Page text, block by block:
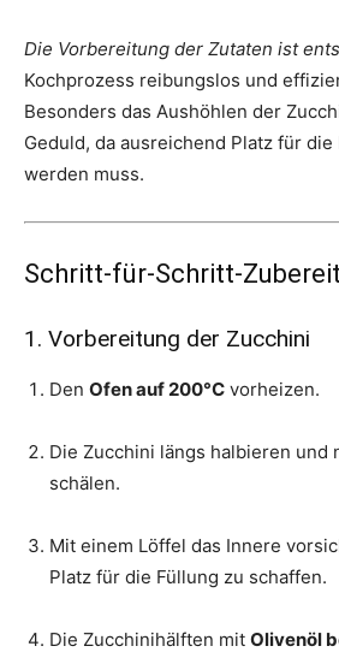
Die Vorbereitung der Zutaten ist
Kochprozess reibungslos und
Besonders das Aushöhlen der
Geduld, da ausreichend Platz für
werden muss.
Schritt-für-Schritt-
1. Vorbereitung der Zucchini
Den Ofen auf 200°C vorheizen.
Die Zucchini längs halbieren und
schälen.
Mit einem Löffel das Innere
Platz für die Füllung zu schaffen.
Die Zucchinihälften mit Olivenöl